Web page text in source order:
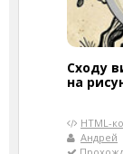
Сходу
на
HTML-
Андрей